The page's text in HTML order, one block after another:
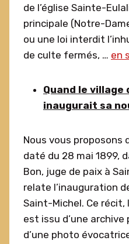
de l’église Sainte-
principale (Notre-
ou une loi interdit
de culte fermés, … en
Quand le village
inaugurait sa
Nous vous proposons
daté du 28 mai 1899,
Bon, juge de paix à
relate l’inauguration
Saint-Michel. Ce
est issu d’une
d’une photo